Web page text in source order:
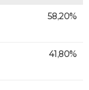
58,20%
41,80%